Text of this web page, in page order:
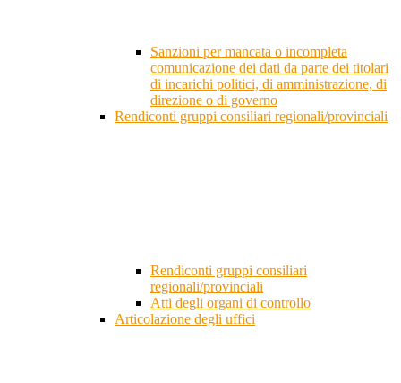
Sanzioni per mancata o incompleta
comunicazione dei dati da parte dei titolari
di incarichi politici, di amministrazione, di
direzione o di governo
Rendiconti gruppi consiliari regionali/provinciali
Rendiconti gruppi consiliari
regionali/provinciali
Atti degli organi di controllo
Articolazione degli uffici